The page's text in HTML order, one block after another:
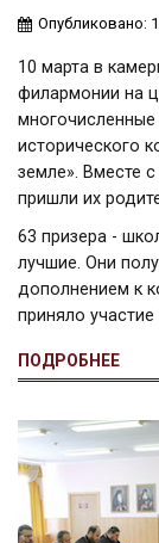
Опубликовано:
10 марта в
филармонии на
исторического
земле». Вместе
пришли их
63 призера -
лучшие. Они
дополнением к
приняло участие
ПОДРОБНЕЕ